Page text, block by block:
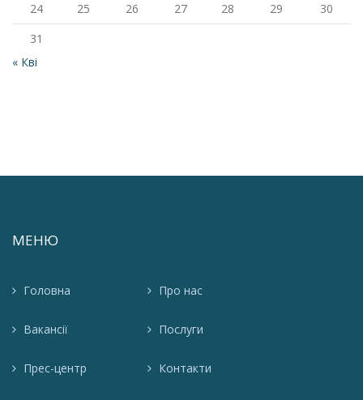
24
25 26 27 28 29
30
31
« Кві
МЕНЮ
Головна Про нас
Вакансії Послуги
Прес-центр Контакти